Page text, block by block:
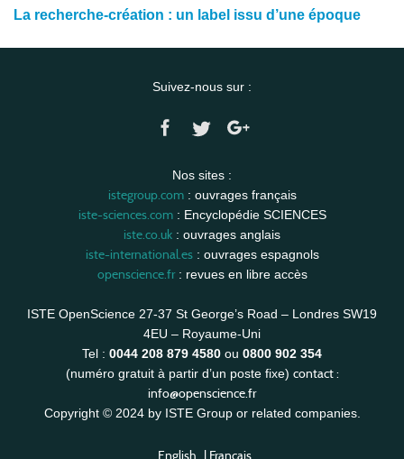
La recherche-création : un label issu d’une époque
Suivez-nous sur :
Nos sites :
istegroup.com: ouvrages français
iste-sciences.com: Encyclopédie SCIENCES
iste.co.uk : ouvrages anglais
iste-international.es: ouvrages espagnols
openscience.fr: revues en libre accès
ISTE OpenScience 27-37 St George’s Road – Londres SW19
4EU – Royaume-Uni
Tel : 0044 208 879 4580 ou 0800 902 354
(numéro gratuit à partir d’un poste fixe) contact :
info@openscience.fr
Copyright © 2024 by ISTE Group or related companies.
English | Français